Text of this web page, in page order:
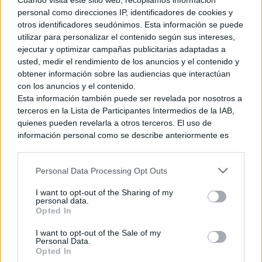
personal como direcciones IP, identificadores de cookies y
otros identificadores seudónimos. Esta información se puede
utilizar para personalizar el contenido según sus intereses,
ejecutar y optimizar campañas publicitarias adaptadas a
usted, medir el rendimiento de los anuncios y el contenido y
obtener información sobre las audiencias que interactúan
con los anuncios y el contenido.
Esta información también puede ser revelada por nosotros a
terceros en la Lista de Participantes Intermedios de la IAB,
quienes pueden revelarla a otros terceros. El uso de
información personal como se describe anteriormente es
generamos contenido relevante para nuestra audiencia.
recopilación y uso de datos en nuestra Política de
Privacidad.
terceros por nuestra parte, utilice la siguiente opción de
exclusión y confirme su selección. Tenga en cuenta que
después de que se procese su solicitud de exclusión, es
Personal Data Processing Opt Outs
I want to opt-out of the Sharing of my
personal data.
Opted In
I want to opt-out of the Sale of my
Personal Data.
Opted In
La historia de Neon Blood
Neon Blood nos pone en la piel de un detective de Blind City
llamado Axel McCoin. Motivado por sus ideales, se encuentra
a sí mismo luchando contra las injusticias de la segregación
entre ambas ciudades. Su investigación lo llevará a descubrir
detonante de la revolución.
La jugabilidad bebe de las
importante componente exploratorio y una historia que se
desgrana a base de diálogos. Esto anticipa una historia